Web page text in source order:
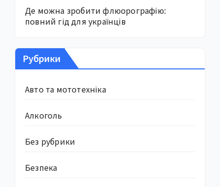
Де можна зробити флюорографію:
повний гід для українців
Рубрики
Авто та мототехніка
Алкоголь
Без рубрики
Безпека